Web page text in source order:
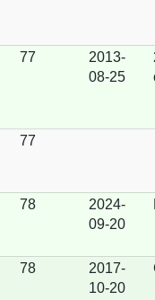
77
2013-
08-25
77
78
2024-
09-20
78
2017-
10-20